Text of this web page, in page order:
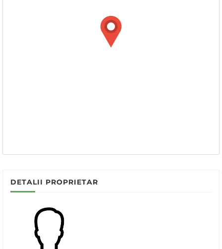
DETALII PROPRIETAR